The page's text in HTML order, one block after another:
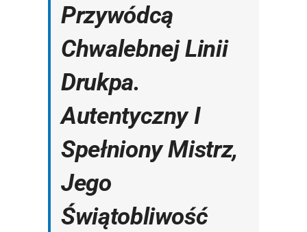
Przywódcą
Chwalebnej Linii
Drukpa.
Autentyczny I
Spełniony Mistrz,
Jego
Świątobliwość